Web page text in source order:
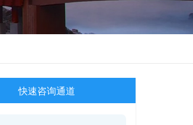
快速咨询通道